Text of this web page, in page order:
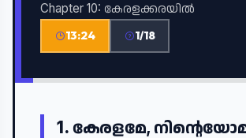
Chapter 10: കേരളക്കരയിൽ
13:24 1/18
1. കേരളമേ,